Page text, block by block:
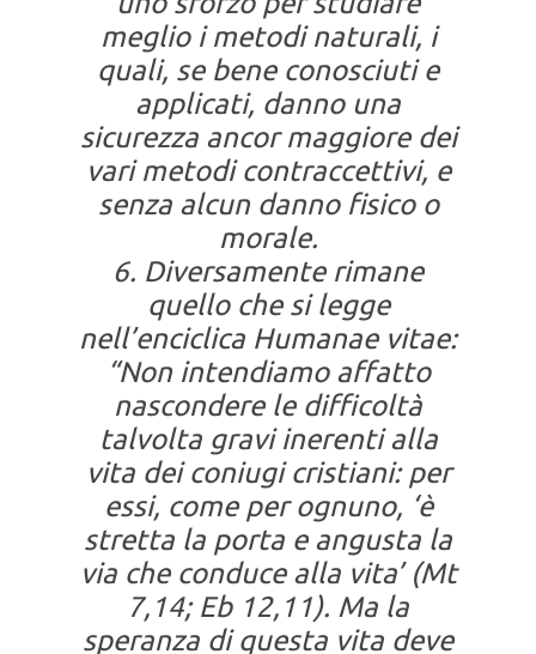
meglio i metodi naturali, i
quali, se bene conosciuti e
applicati, danno una
sicurezza ancor maggiore dei
vari metodi contraccettivi, e
senza alcun danno fisico o
morale.
6. Diversamente rimane
quello che si legge
nell’enciclica Humanae vitae:
“Non intendiamo affatto
nascondere le difficoltà
talvolta gravi inerenti alla
vita dei coniugi cristiani: per
essi, come per ognuno, ‘è
stretta la porta e angusta la
via che conduce alla vita’ (Mt
7,14; Eb 12,11). Ma la
speranza di questa vita deve